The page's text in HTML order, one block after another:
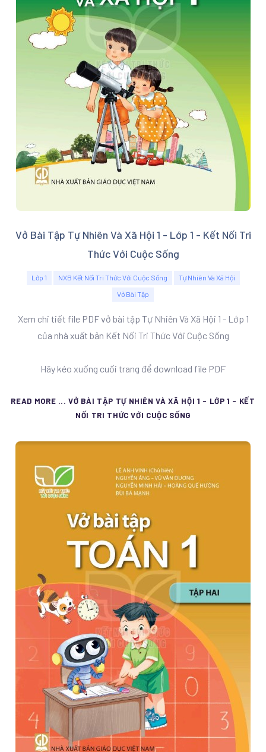
Vở Bài Tập Tự Nhiên Và Xã Hội 1 - Lớp 1 - Kết Nối Tri
Thức Với Cuộc Sống
Lớp 1 NXB Kết Nối Tri Thức Với Cuộc Sống
Tự Nhiên Và Xã Hội
Vở Bài Tập
Xem chi tiết file PDF vở bài tập Tự Nhiên Và Xã Hội 1 - Lớp 1
của nhà xuất bản Kết Nối Tri Thức Với Cuộc Sống
Hãy kéo xuống cuối trang để download file PDF
READ MORE ... VỞ BÀI TẬP TỰ NHIÊN VÀ XÃ HỘI 1 - LỚP 1 - KẾT
NỐI TRI THỨC VỚI CUỘC SỐNG